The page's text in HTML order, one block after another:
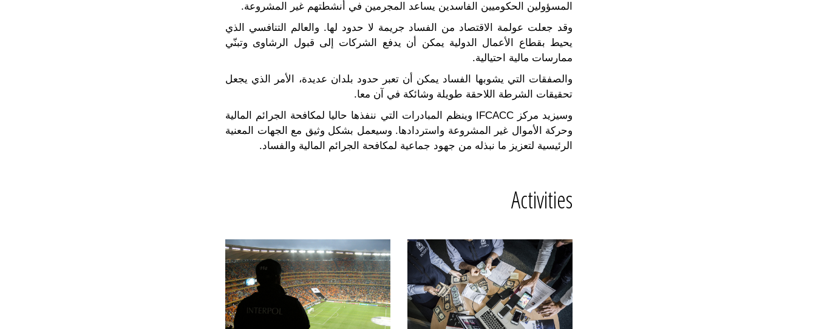
المسؤولين الحكوميين الفاسدين يساعد المجرمين في أنشطتهم غير المشروعة.
وقد جعلت عولمة الاقتصاد من الفساد جريمة لا حدود لها. والعالم التنافسي الذي
يحيط بقطاع الأعمال الدولية يمكن أن يدفع الشركات إلى قبول الرشاوى وتبنّي
ممارسات مالية احتيالية.
والصفقات التي يشوبها الفساد يمكن أن تعبر حدود بلدان عديدة، الأمر الذي يجعل
تحقيقات الشرطة اللاحقة طويلة وشائكة في آن معا.
وسيزيد مركز IFCACC وينظم المبادرات التي ننفذها حاليا لمكافحة الجرائم المالية
وحركة الأموال غير المشروعة واستردادها. وسيعمل بشكل وثيق مع الجهات المعنية
الرئيسية لتعزيز ما نبذله من جهود جماعية لمكافحة الجرائم المالية والفساد.
Activities